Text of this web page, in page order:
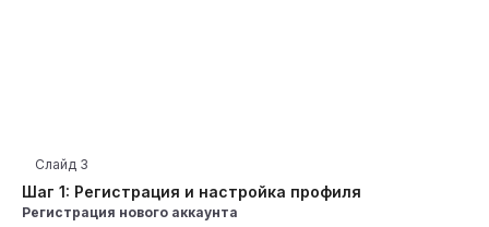
Шаг 1: Регистрация и настройка профиля
Слайд 3
Регистрация нового аккаунта